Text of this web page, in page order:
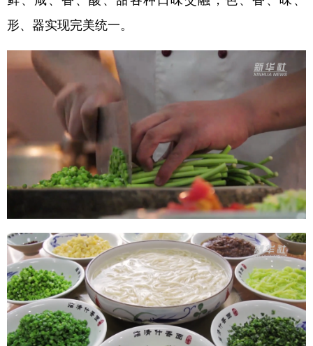
四川 贵州 云南 西藏
新疆 内蒙古
多语种频道
English Español Français عربى
Русский язык 日本語 한국어
Português
形、器实现完美统一。